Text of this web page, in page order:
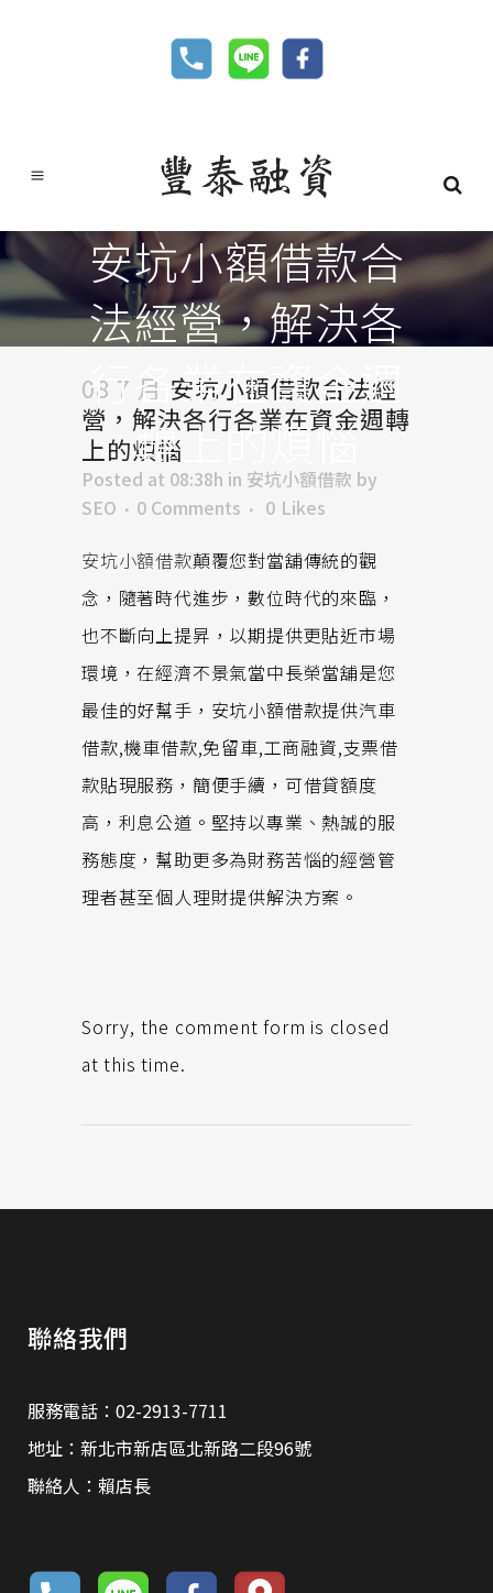
安坑小額借款合
法經營，解決各
行各業在資金週
轉上的煩惱
08 7 月 安坑小額借款合法經
營，解決各行各業在資金週轉
上的煩惱
Posted at 08:38h in 安坑小額借款 by
SEO
0 Comments 0 Likes
安坑小額借款顛覆您對當舖傳統的觀
念，隨著時代進步，數位時代的來臨，
也不斷向上提昇，以期提供更貼近市場
環境，在經濟不景氣當中長榮當舖是您
最佳的好幫手，安坑小額借款提供汽車
借款,機車借款,免留車,工商融資,支票借
款貼現服務，簡便手續，可借貸額度
高，利息公道。堅持以專業、熱誠的服
務態度，幫助更多為財務苦惱的經營管
理者甚至個人理財提供解決方案。
Sorry, the comment form is closed
at this time.
聯絡我們
服務電話：02-2913-7711
地址：新北市新店區北新路二段96號
聯絡人：賴店長